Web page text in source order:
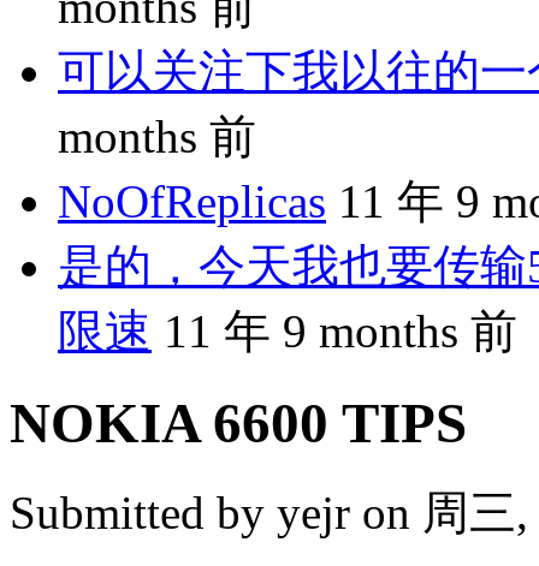
可以关注下我以往的
months 前
NoOfReplicas 11 年 9
是的，今天我也要传
限速 11 年 9 months 前
NOKIA 6600 TIPS
Submitted by yejr on 周三,